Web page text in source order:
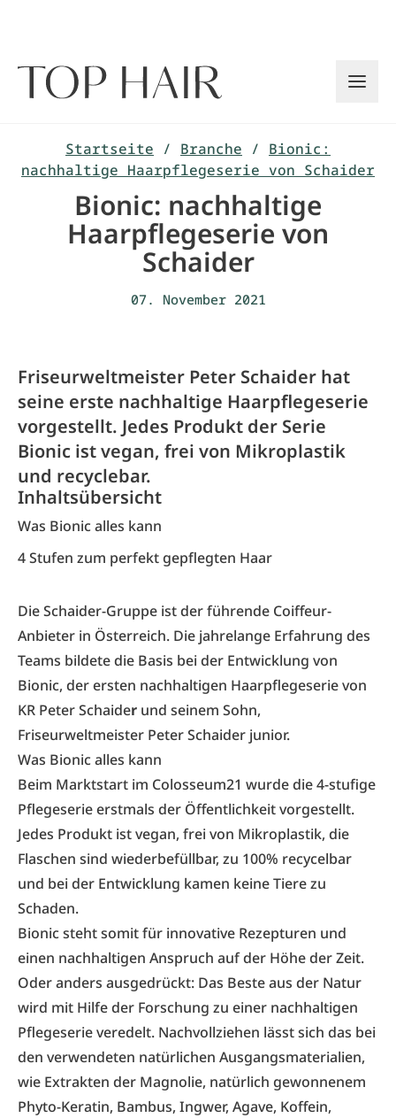
Startseite / Branche / Bionic:
nachhaltige Haarpflegeserie von Schaider
Bionic: nachhaltige
Haarpflegeserie von
Schaider
07. November 2021
Friseurweltmeister Peter Schaider hat
seine erste nachhaltige Haarpflegeserie
vorgestellt. Jedes Produkt der Serie
Bionic ist vegan, frei von Mikroplastik
und recyclebar.
Inhaltsübersicht
Was Bionic alles kann
4 Stufen zum perfekt gepflegten Haar
Die Schaider-Gruppe ist der führende Coiffeur-
Anbieter in Österreich. Die jahrelange Erfahrung des
Teams bildete die Basis bei der Entwicklung von
Bionic, der ersten nachhaltigen Haarpflegeserie von
KR Peter Schaider und seinem Sohn,
Friseurweltmeister Peter Schaider junior.
Was Bionic alles kann
Beim Marktstart im Colosseum21 wurde die 4-stufige
Pflegeserie erstmals der Öffentlichkeit vorgestellt.
Jedes Produkt ist vegan, frei von Mikroplastik, die
Flaschen sind wiederbefüllbar, zu 100% recycelbar
und bei der Entwicklung kamen keine Tiere zu
Schaden.
Bionic steht somit für innovative Rezepturen und
einen nachhaltigen Anspruch auf der Höhe der Zeit.
Oder anders ausgedrückt: Das Beste aus der Natur
wird mit Hilfe der Forschung zu einer nachhaltigen
Pflegeserie veredelt. Nachvollziehen lässt sich das bei
den verwendeten natürlichen Ausgangsmaterialien,
wie Extrakten der Magnolie, natürlich gewonnenem
Phyto-Keratin, Bambus, Ingwer, Agave, Koffein,